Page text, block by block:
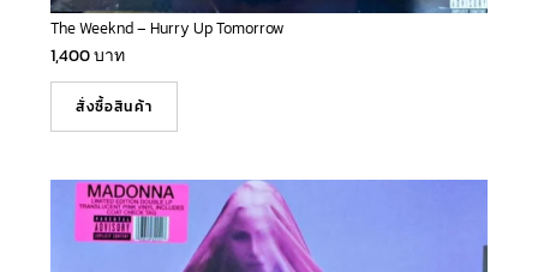
The Weeknd – Hurry Up Tomorrow
1,400บาท
สั่งซื้อสินค้า